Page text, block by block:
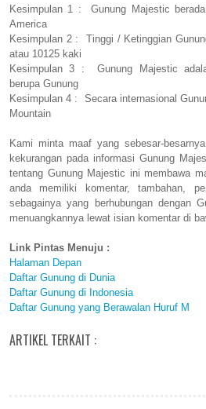
Kesimpulan 1 : Gunung Majestic
America
Kesimpulan 2 : Tinggi / Ketinggian
atau 10125 kaki
Kesimpulan 3 : Gunung Majestic
berupa Gunung
Kesimpulan 4 : Secara internasional
Mountain
Kami minta maaf yang sebesar-
kekurangan pada informasi Gunung
tentang Gunung Majestic ini membawa
anda memiliki komentar, tambahan,
sebagainya yang berhubungan dengan
menuangkannya lewat isian komentar di
Link Pintas Menuju :
Halaman Depan
Daftar Gunung di Dunia
Daftar Gunung di Indonesia
Daftar Gunung yang Berawalan Huruf M
ARTIKEL TERKAIT :